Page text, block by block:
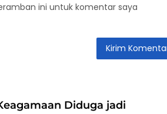
ini untuk komentar saya
Diduga jadi